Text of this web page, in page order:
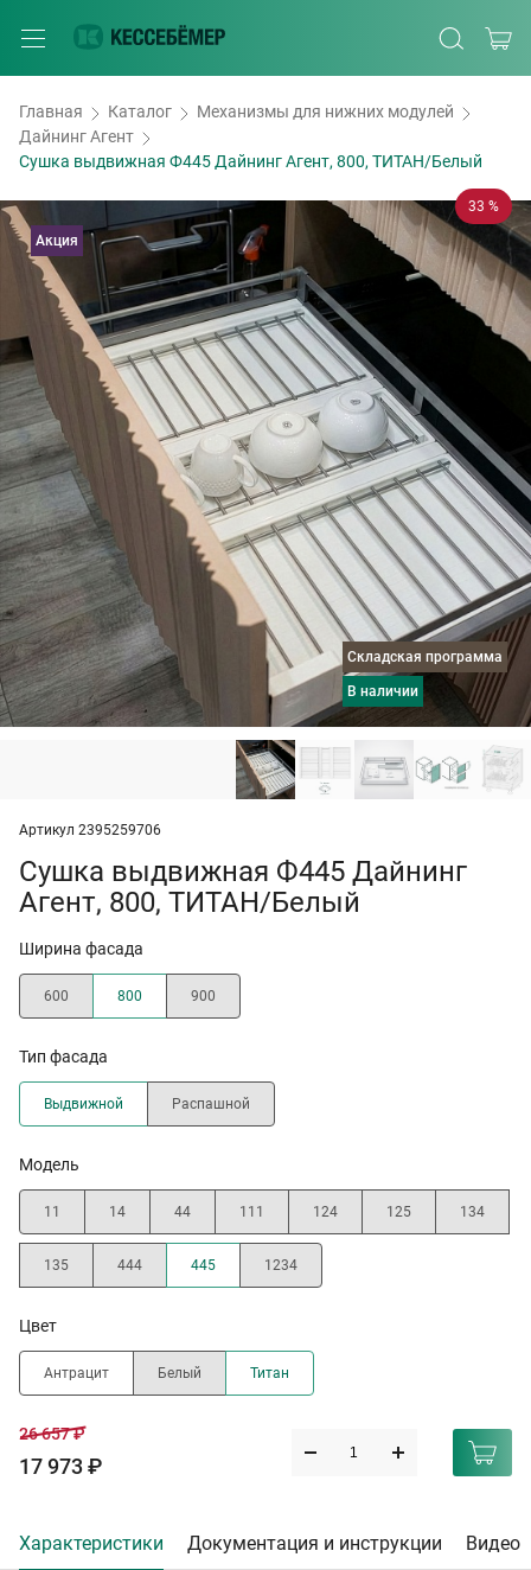
Главная Каталог
Механизмы для нижних модулей
Дайнинг Агент
Сушка выдвижная Ф445 Дайнинг Агент, 800, ТИТАН/Белый
33 %
Складская программа
в наличии
Акция
Артикул 2395259706
Сушка выдвижная Ф445 Дайнинг
Агент, 800, ТИТАН/Белый
Ширина фасада
600 800 900
Тип фасада
Выдвижной Распашной
Модель
11 14 44 111 124 125 134
135 444 445 1234
Цвет
Антрацит Белый Титан
26 657 ₽
17 973 ₽
Характеристики Документация и инструкции Видео